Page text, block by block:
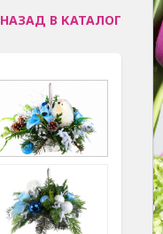
НАЗАД В КАТАЛОГ